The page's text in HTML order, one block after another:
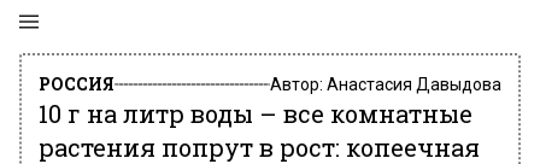
РОССИЯ Автор: Анастасия Давыдова
10 г на литр воды – все комнатные
растения попрут в рост: копеечная